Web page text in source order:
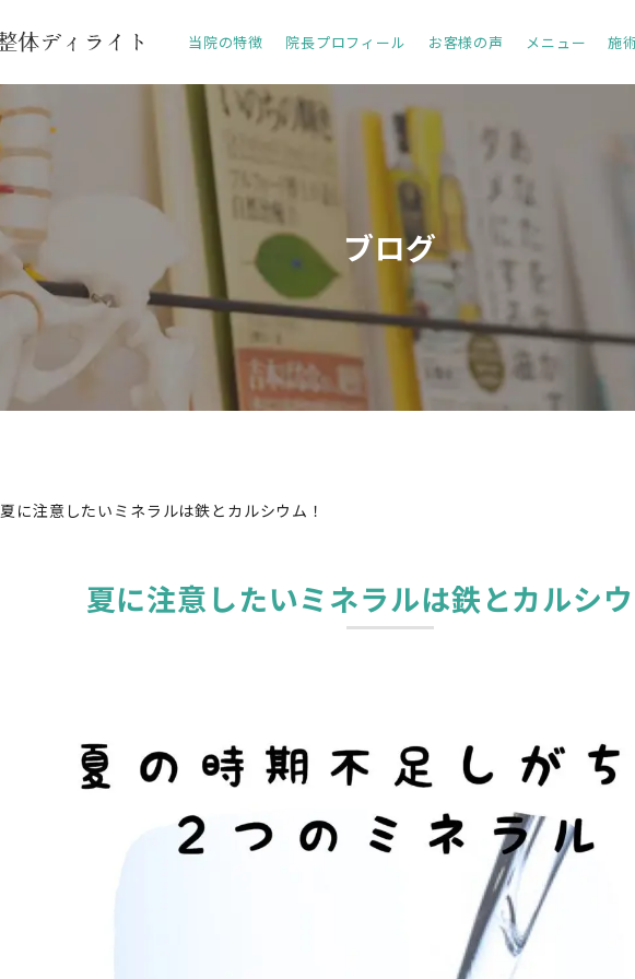
当院の特徴 院長プロフィール お客様の声 メニュー 施
ブログ
夏に注意したいミネラルは鉄とカルシウム！
夏に注意したいミネラルは鉄とカルシ